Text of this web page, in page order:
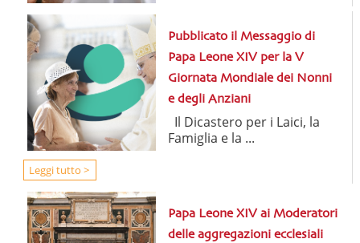
Pubblicato il Messaggio di
Papa Leone XIV per la V
Giornata Mondiale dei Nonni
e degli Anziani
Il Dicastero per i Laici, la
Famiglia e la ...
Leggi tutto >
Papa Leone XIV ai Moderatori
delle aggregazioni ecclesiali